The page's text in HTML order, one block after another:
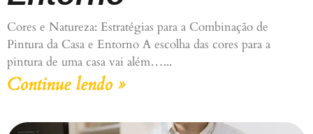
Cores e Natureza: Estratégias para a Combinação de
Pintura da Casa e Entorno A escolha das cores para a
pintura de uma casa vai além…
Continue lendo »